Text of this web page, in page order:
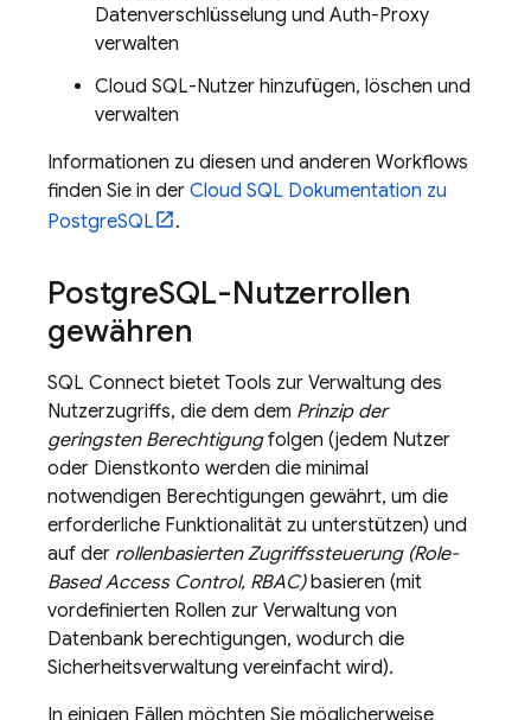
Datenverschlüsselung und Auth-Proxy
verwalten
Cloud SQL-Nutzer hinzufügen, löschen und
verwalten
Informationen zu diesen und anderen Workflows
finden Sie in der Cloud SQL Dokumentation zu
PostgreSQL
.
PostgreSQL-Nutzerrollen
gewähren
SQL Connect bietet Tools zur Verwaltung des
Nutzerzugriffs, die dem dem Prinzip der
geringsten Berechtigungfolgen (jedem Nutzer
oder Dienstkonto werden die minimal
notwendigen Berechtigungen gewährt, um die
erforderliche Funktionalität zu unterstützen) und
auf der rollenbasierten Zugriffssteuerung (Role-
Based Access Control, RBAC)basieren (mit
vordefinierten Rollen zur Verwaltung von
Datenbank berechtigungen, wodurch die
Sicherheitsverwaltung vereinfacht wird).
In einigen Fällen möchten Sie möglicherweise